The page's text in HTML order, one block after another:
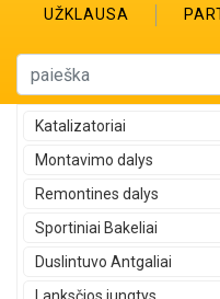
UŽKLAUSA
Katalizatoriai
Montavimo dalys
Remontines dalys
Sportiniai Bakeliai
Duslintuvo Antgaliai